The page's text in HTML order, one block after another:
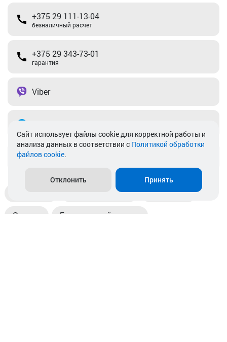
+375 29 111-13-04
безналичный расчет
+375 29 343-73-01
гарантия
Viber
info@akkamulik.by
Пункты выдачи Магазины
Оплата Безналичный расчет
Cайт использует файлы cookie для корректной работы и
анализа данных в соответствии с Политикой обработки
файлов cookie.
Отклонить Принять